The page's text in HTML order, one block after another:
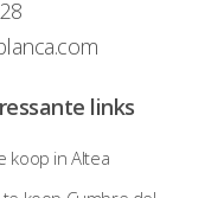
links
koop in Altea